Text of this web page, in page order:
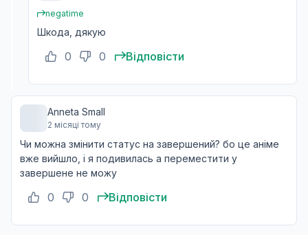
negatime
Шкода, дякую
0 0 Відповісти
Anneta Small
2 місяці тому
Чи можна змінити статус на завершений? бо це аніме
вже вийшло, і я подивилась а переместити у
завершене не можу
0 0 Відповісти